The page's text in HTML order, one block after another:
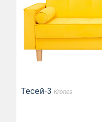
Тесей-3 Krones